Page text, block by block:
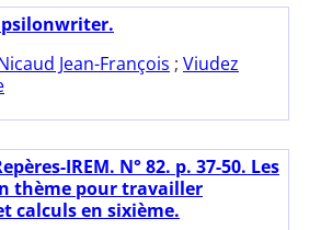
Jean-François ; Viudez
IREM. N° 82. p. 37-50. Les
thème pour travailler
calculs en sixième.